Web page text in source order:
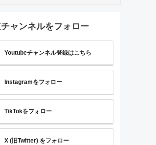
ャンネルをフォロー
Youtubeチャンネル登録はこちら
Instagramをフォロー
TikTokをフォロー
X (旧Twitter) をフォロー